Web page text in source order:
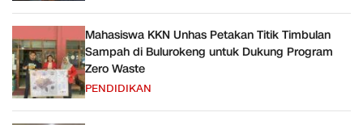
Mahasiswa KKN Unhas Petakan Titik Timbulan
Sampah di Bulurokeng untuk Dukung Program
Zero Waste
PENDIDIKAN